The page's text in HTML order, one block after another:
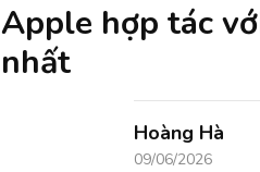
Apple hợp tác
nhất
Hoàng Hà
09/06/2026